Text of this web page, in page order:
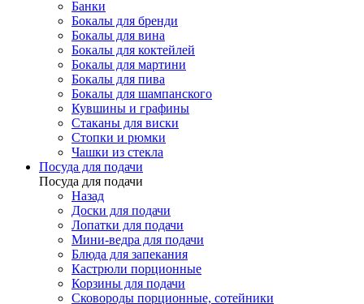
Банки
Бокалы для бренди
Бокалы для вина
Бокалы для коктейлей
Бокалы для мартини
Бокалы для пива
Бокалы для шампанского
Кувшины и графины
Стаканы для виски
Стопки и рюмки
Чашки из стекла
Посуда для подачи
Посуда для подачи
Назад
Доски для подачи
Лопатки для подачи
Мини-ведра для подачи
Блюда для запекания
Кастрюли порционные
Корзины для подачи
Сковороды порционные, сотейники